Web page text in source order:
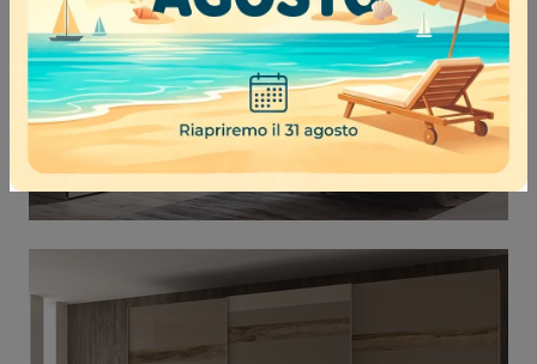
BRECCIA LACCATO SCORREVOLE